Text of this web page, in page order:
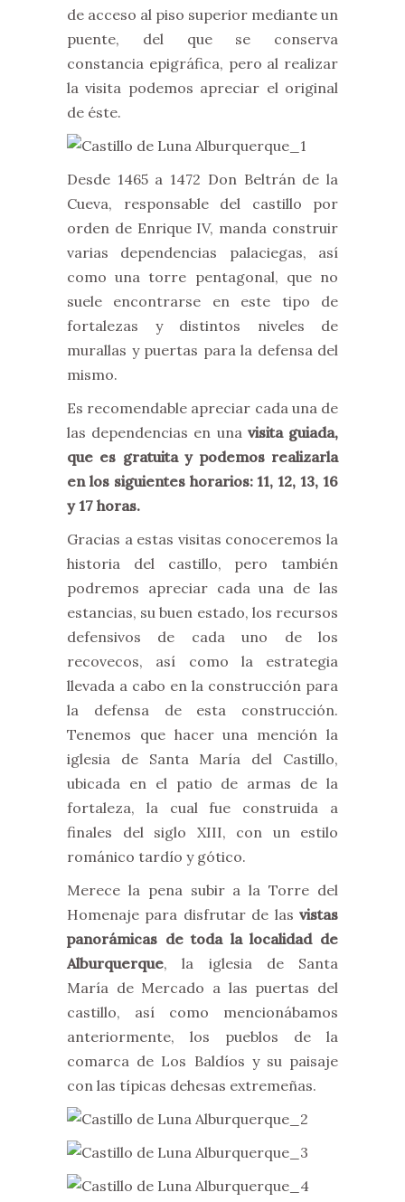
de acceso al piso superior mediante un
puente, del que se conserva
constancia epigráfica, pero al realizar
la visita podemos apreciar el original
de éste.
Desde 1465 a 1472 Don Beltrán de la
Cueva, responsable del castillo por
orden de Enrique IV, manda construir
varias dependencias palaciegas, así
como una torre pentagonal, que no
suele encontrarse en este tipo de
fortalezas y distintos niveles de
murallas y puertas para la defensa del
mismo.
Es recomendable apreciar cada una de
las dependencias en una visita guiada,
que es gratuita y podemos realizarla
en los siguientes horarios: 11, 12, 13, 16
y 17 horas.
Gracias a estas visitas conoceremos la
historia del castillo, pero también
podremos apreciar cada una de las
estancias, su buen estado, los recursos
defensivos de cada uno de los
recovecos, así como la estrategia
llevada a cabo en la construcción para
la defensa de esta construcción.
Tenemos que hacer una mención la
iglesia de Santa María del Castillo,
ubicada en el patio de armas de la
fortaleza, la cual fue construida a
finales del siglo XIII, con un estilo
románico tardío y gótico.
Merece la pena subir a la Torre del
Homenaje para disfrutar de las vistas
panorámicas de toda la localidad de
Alburquerque, la iglesia de Santa
María de Mercado a las puertas del
castillo, así como mencionábamos
anteriormente, los pueblos de la
comarca de Los Baldíos y su paisaje
con las típicas dehesas extremeñas.